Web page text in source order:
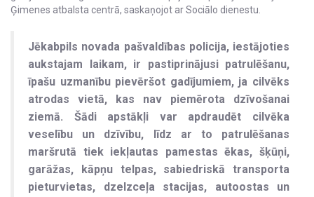
Ģimenes atbalsta centrā, saskaņojot ar Sociālo dienestu.
Jēkabpils novada pašvaldības policija, iestājoties
aukstajam laikam, ir pastiprinājusi patrulēšanu,
īpašu uzmanību pievēršot gadījumiem, ja cilvēks
atrodas vietā, kas nav piemērota dzīvošanai
ziemā. Šādi apstākļi var apdraudēt cilvēka
veselību un dzīvību, līdz ar to patrulēšanas
maršrutā tiek iekļautas pamestas ēkas, šķūņi,
garāžas, kāpņu telpas, sabiedriskā transporta
pieturvietas, dzelzceļa stacijas, autoostas un